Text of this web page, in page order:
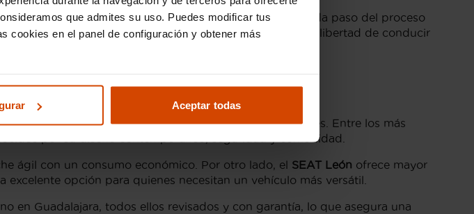
que admites su uso. Puedes modificar tus
cookies en el panel de configuración y obtener más
Aceptar todas
de un equipo profesional que te ayudará en cada paso del proceso
por un Seat en Guadalajara con Flexicar y siente la libertad de conducir
que se adaptan a diferentes estilos de vida y necesidades. Entre los más
por su diseño contemporáneo, seguridad y comodidad.
ágil con un consumo económico. Por otro lado, el SEAT León ofrece mayor
opción para quienes necesitan un vehículo más versátil.
en Guadalajara, todos ellos revisados y con garantía, lo que asegura una